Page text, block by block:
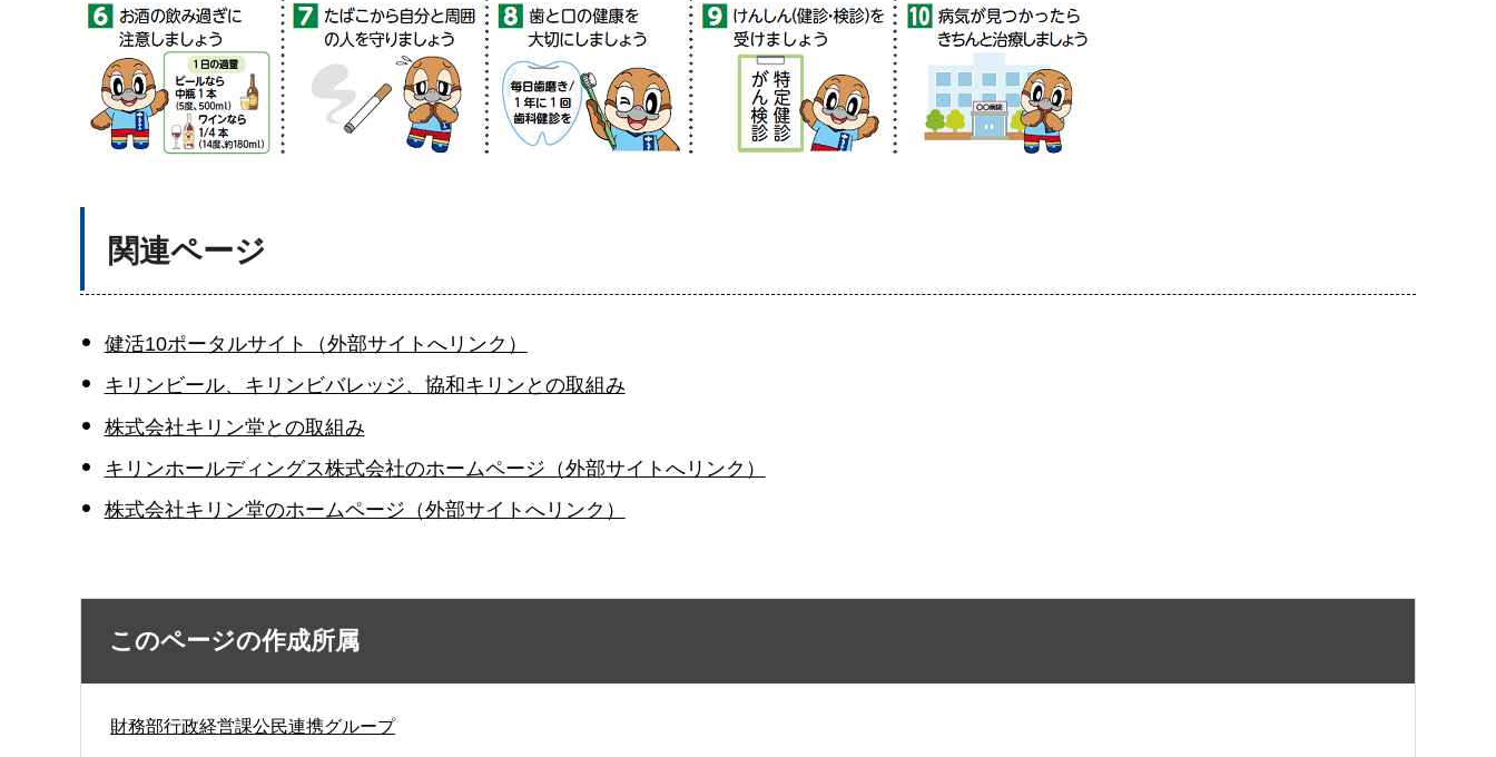
関連ページ
健活10ポータルサイト（外部サイトへリンク）
キリンビール、キリンビバレッジ、協和キリンとの取組み
株式会社キリン堂との取組み
キリンホールディングス株式会社のホームページ（外部サイトへリンク）
株式会社キリン堂のホームページ（外部サイトへリンク）
このページの作成所属
財務部行政経営課公民連携グループ